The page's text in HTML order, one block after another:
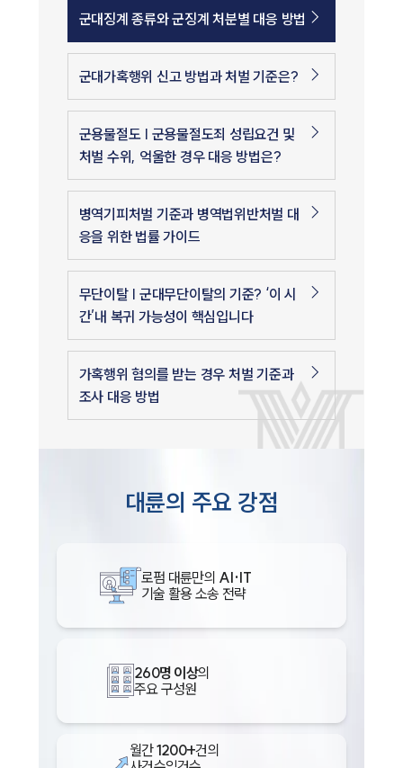
군대징계 종류와 군징계 처분별 대응 방법
군대가혹행위 신고 방법과 처벌 기준은?
군용물절도 | 군용물절도죄 성립요건 및
처벌 수위, 억울한 경우 대응 방법은?
병역기피처벌 기준과 병역법위반처벌 대
응을 위한 법률 가이드
무단이탈 | 군대무단이탈의 기준? ‘이 시
간’내 복귀 가능성이 핵심입니다
가혹행위 혐의를 받는 경우 처벌 기준과
조사 대응 방법
대륜의 주요 강점
로펌 대륜만의 AI·IT
기술 활용 소송 전략
260명 이상의
주요 구성원
월간1200+건의